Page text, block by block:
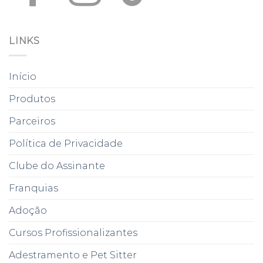
LINKS
Início
Produtos
Parceiros
Política de Privacidade
Clube do Assinante
Franquias
Adoção
Cursos Profissionalizantes
Adestramento e Pet Sitter